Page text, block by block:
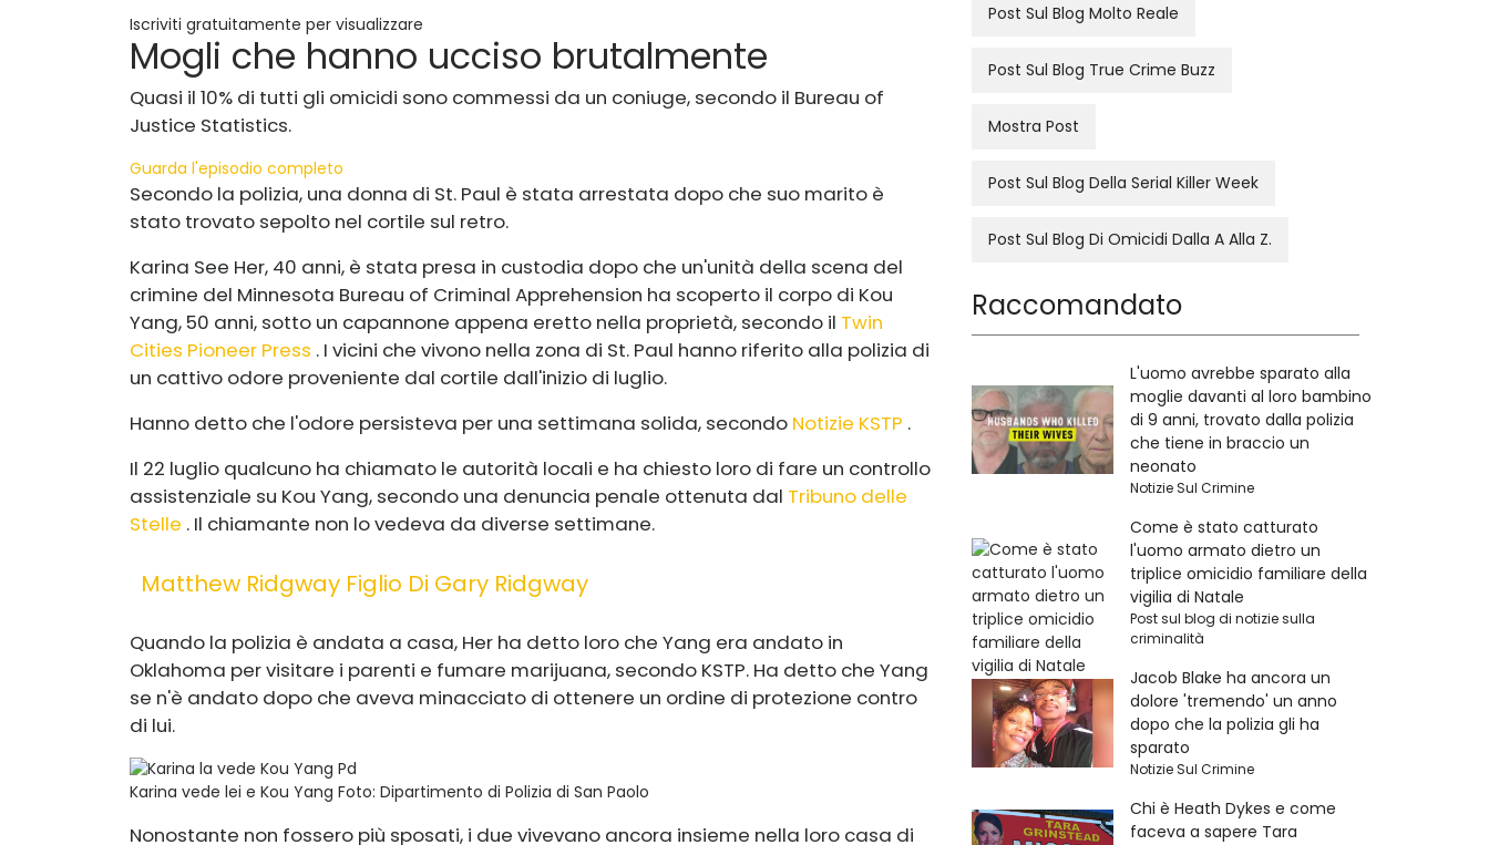
Iscriviti gratuitamente per visualizzare
Mogli che hanno ucciso brutalmente
Quasi il 10% di tutti gli omicidi sono commessi da un coniuge, secondo il Bureau of
Justice Statistics.
Guarda l'episodio completo
Secondo la polizia, una donna di St. Paul è stata arrestata dopo che suo marito è
stato trovato sepolto nel cortile sul retro.
Karina See Her, 40 anni, è stata presa in custodia dopo che un'unità della scena del
crimine del Minnesota Bureau of Criminal Apprehension ha scoperto il corpo di Kou
Yang, 50 anni, sotto un capannone appena eretto nella proprietà, secondo il Twin
Cities Pioneer Press . I vicini che vivono nella zona di St. Paul hanno riferito alla polizia di
un cattivo odore proveniente dal cortile dall'inizio di luglio.
Hanno detto che l'odore persisteva per una settimana solida, secondo Notizie KSTP .
Il 22 luglio qualcuno ha chiamato le autorità locali e ha chiesto loro di fare un controllo
assistenziale su Kou Yang, secondo una denuncia penale ottenuta dal Tribuno delle
Stelle . Il chiamante non lo vedeva da diverse settimane.
Matthew Ridgway Figlio Di Gary Ridgway
Quando la polizia è andata a casa, Her ha detto loro che Yang era andato in
Oklahoma per visitare i parenti e fumare marijuana, secondo KSTP. Ha detto che Yang
se n'è andato dopo che aveva minacciato di ottenere un ordine di protezione contro
di lui.
Karina vede lei e Kou Yang Foto: Dipartimento di Polizia di San Paolo
Nonostante non fossero più sposati, i due vivevano ancora insieme nella loro casa di
Post Sul Blog Molto Reale
Post Sul Blog True Crime Buzz
Mostra Post
Post Sul Blog Della Serial Killer Week
Post Sul Blog Di Omicidi Dalla A Alla Z.
Raccomandato
L'uomo avrebbe sparato alla
moglie davanti al loro bambino
di 9 anni, trovato dalla polizia
che tiene in braccio un
neonato
Notizie Sul Crimine
Come è stato catturato
l'uomo armato dietro un
triplice omicidio familiare della
vigilia di Natale
Post sul blog di notizie sulla
criminalità
Jacob Blake ha ancora un
dolore 'tremendo' un anno
dopo che la polizia gli ha
sparato
Notizie Sul Crimine
Chi è Heath Dykes e come
faceva a sapere Tara